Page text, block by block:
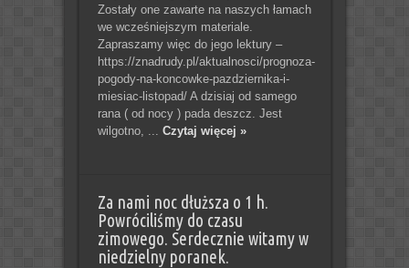
Zostały one zawarte na naszych łamach
we wcześniejszym materiale.
Zapraszamy więc do jego lektury –
https://znadrudy.pl/aktualnosci/prognoza-
pogody-na-koncowke-pazdziernika-i-
miesiac-listopad/ A dzisiaj od samego
rana ( od nocy ) pada deszcz. Jest
wilgotno, ... Czytaj więcej »
Za nami noc dłuższa o 1 h.
Powróciliśmy do czasu
zimowego. Serdecznie witamy w
niedzielny poranek.